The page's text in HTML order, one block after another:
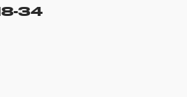
в течение всего периода
а также замена или ремонт
34